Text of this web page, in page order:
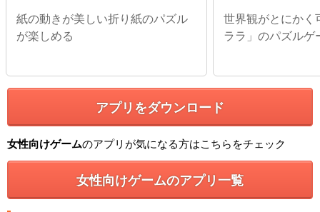
紙の動きが美しい折り紙のパズル
が楽しめる
世界観がとにかく
ララ」のパズルゲ
アプリをダウンロード
女性向けゲームのアプリが気になる方はこちらをチェック
女性向けゲームのアプリ一覧